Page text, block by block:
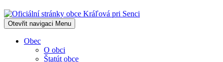
Otevřit navigaci Menu
Obec
O obci
Štatút obce